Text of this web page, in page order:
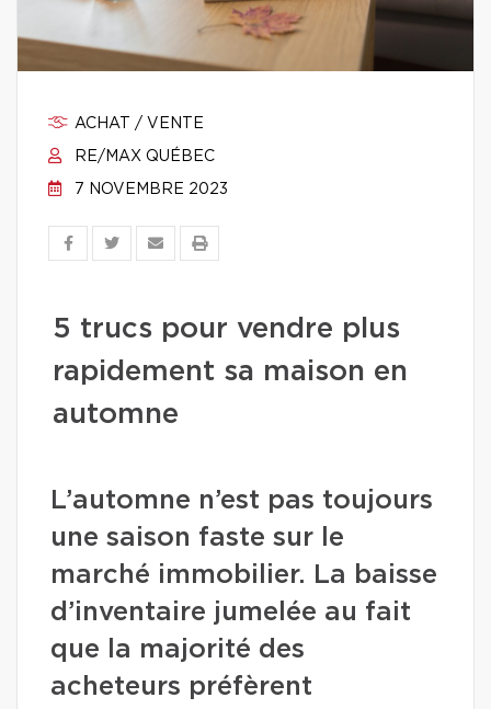
ACHAT / VENTE
RE/MAX QUÉBEC
7 NOVEMBRE 2023
5 trucs pour vendre plus
rapidement sa maison en
automne
L’automne n’est pas toujours
une saison faste sur le
marché immobilier. La baisse
d’inventaire jumelée au fait
que la majorité des
acheteurs préfèrent